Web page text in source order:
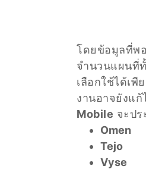
โดยข้อมูลที่พ
จำนวนแผนที่
เลือกใช้ได้เพี
งานอาจยังแ
Mobile จะปร
Omen
Tejo
Vyse